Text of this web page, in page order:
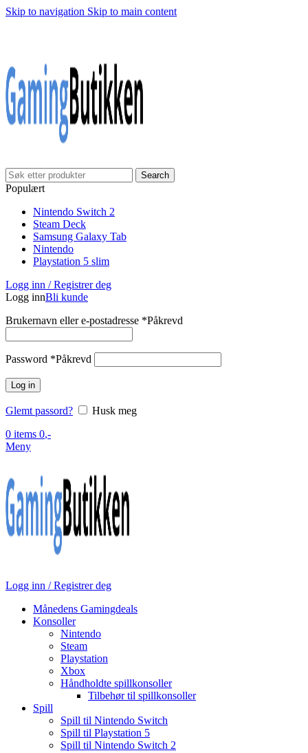
Skip to navigation Skip to main content
Search
Populært
Nintendo Switch 2
Steam Deck
Samsung Galaxy Tab
Nintendo
Playstation 5 slim
Logg inn / Registrer deg
Logg innBli kunde
Brukernavn eller e-postadresse *Påkrevd
Password *Påkrevd
Log in
Glemt passord?
Husk meg
0 items 0,-
Meny
Logg inn / Registrer deg
Månedens Gamingdeals
Konsoller
Nintendo
Steam
Playstation
Xbox
Håndholdte spillkonsoller
Tilbehør til spillkonsoller
Spill
Spill til Nintendo Switch
Spill til Playstation 5
Spill til Nintendo Switch 2